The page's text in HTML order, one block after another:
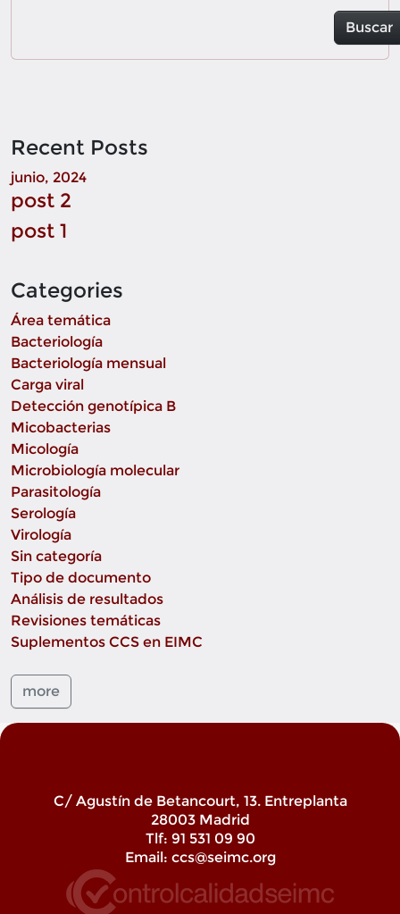
Buscar
Recent Posts
junio, 2024
post 2
post 1
Categories
Área temática
Bacteriología
Bacteriología mensual
Carga viral
Detección genotípica B
Micobacterias
Micología
Microbiología molecular
Parasitología
Serología
Virología
Sin categoría
Tipo de documento
Análisis de resultados
Revisiones temáticas
Suplementos CCS en EIMC
more
C/ Agustín de Betancourt, 13. Entreplanta
28003 Madrid
Tlf: 91 531 09 90
Email: ccs@seimc.org